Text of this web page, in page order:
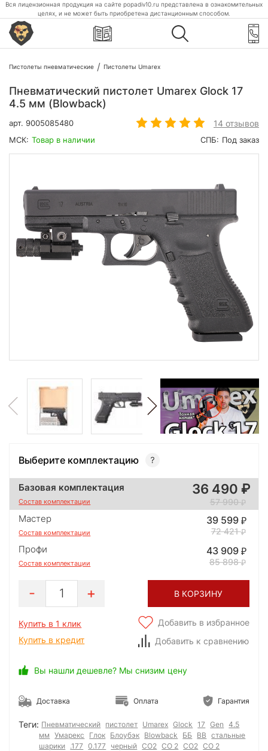
Вся лицензионная продукция на сайте popadiv10.ru представлена в ознакомительных
целях, и не может быть приобретена дистанционным способом.
Пистолеты пневматические Пистолеты Umarex
Пневматический пистолет Umarex Glock 17
4.5 мм (Blowback)
арт. 9005085480 14 отзывов
МСК: Товар в наличии СПБ: Под заказ
Выберите комплектацию
Базовая комплектация
Состав комплектации
36 490
57 990
Мастер
Состав комплектации
39 599
72 421
Профи
Состав комплектации
43 909
85 898
1 В КОРЗИНУ
Купить в 1 клик
Купить в кредит
Добавить в избранное
Добавить к сравнению
Вы нашли дешевле? Мы снизим цену
Доставка Оплата Гарантия
Теги: Пневматический пистолет Umarex Glock 17 Gen
4.5
мм
Умарекс Глок Блоубэк Blowback ББ BB
стальные
шарики .177 0.177 черный CO2 CO 2 СО2 СО 2